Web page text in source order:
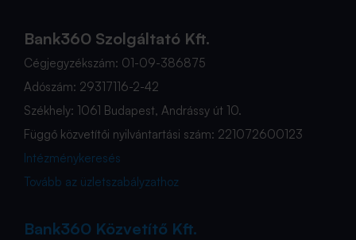
Bank360 Szolgáltató Kft.
Cégjegyzékszám: 01-09-386875
Adószám: 29317116-2-42
Székhely: 1061 Budapest, Andrássy út 10.
Függő közvetítői nyilvántartási szám: 221072600123
Intézménykeresés
Tovább az üzletszabályzathoz
Bank360 Közvetítő Kft.